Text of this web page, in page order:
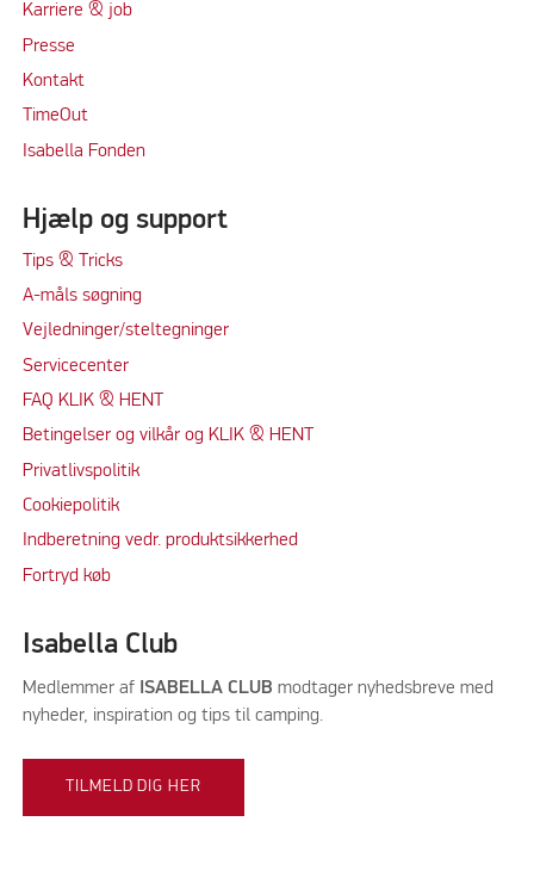
Karriere & job
Presse
Kontakt
TimeOut
Isabella Fonden
Hjælp og support
Tips & Tricks
A-måls søgning
Vejledninger/steltegninger
Servicecenter
FAQ KLIK & HENT
Betingelser og vilkår og KLIK & HENT
Privatlivspolitik
Cookiepolitik
Indberetning vedr. produktsikkerhed
Fortryd køb
Isabella Club
Medlemmer afISABELLA CLUB modtager nyhedsbreve med
nyheder, inspiration og tips til camping.
TILMELD DIG HER